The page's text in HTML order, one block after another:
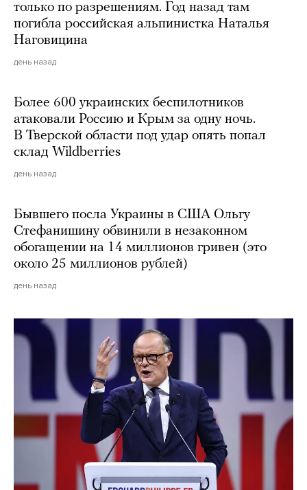
только по разрешениям. Год назад там
погибла российская альпинистка Наталья
Наговицина
день назад
Более 600 украинских беспилотников
атаковали Россию и Крым за одну ночь.
В Тверской области под удар опять попал
склад Wildberries
день назад
Бывшего посла Украины в США Ольгу
Стефанишину обвинили в незаконном
обогащении на 14 миллионов гривен (это
около 25 миллионов рублей)
день назад